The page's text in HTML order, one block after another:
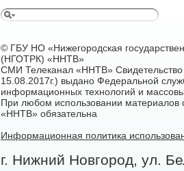
© ГБУ НО «Нижегородская
(НГОТРК) «ННТВ»
СМИ Телеканал «ННТВ»
15.08.2017г.) выдано Федеральной
информационных технологий и
При любом использовании материалов
«ННТВ» обязательна
Информационная политика
г. Нижний Новгород, ул.